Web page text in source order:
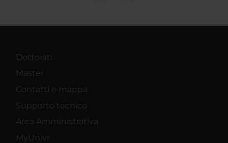
Dottorati
Master
Contatti e mappa
Supporto tecnico
Area Amministrativa
MyUnivr